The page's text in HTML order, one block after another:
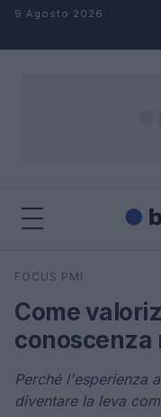
Salta al contenuto
9 Agosto 2026
Cerca
FOCUS PMI
Come
conoscenza
Perché l'esperienza
diventare la leva